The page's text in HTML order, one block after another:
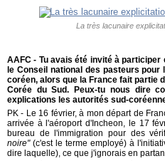
La très lacunaire
AAFC - Tu avais été invité à
le Conseil national des pasteurs
coréen, alors que la France fait partie
Corée du Sud. Peux-tu nous dire
explications les autorités sud-
PK - Le 16 février, à mon départ de
arrivée à l'aéroport d'Incheon, le 17
bureau de l'immigration pour des
noire"(c'est le terme employé) à
dire laquelle), ce que j'ignorais en